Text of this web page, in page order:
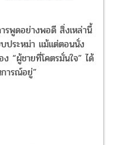
พูดอย่างพอดี สิ่งเหล่านี้
ประหม่า แม้แต่ตอนนั่ง
“ผู้ชายที่โคตรมั่นใจ” ได้
ารณ์อยู่”